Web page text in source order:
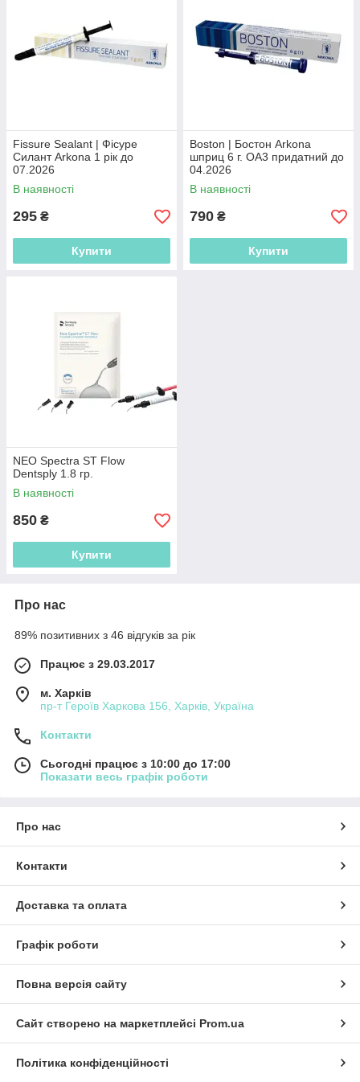
Fissure Sealant | Фісуре
Силант Arkona 1 рік до
07.2026
В наявності
295 ₴
Купити
Boston | Бостон Arkona
шприц 6 г. OA3 придатний до
04.2026
В наявності
790 ₴
Купити
NEO Spectra ST Flow
Dentsply 1.8 гр.
В наявності
850 ₴
Купити
Про нас
89% позитивних з 46 відгуків за рік
Працює з 29.03.2017
м. Харків
пр-т Героїв Харкова 156, Харків, Україна
Контакти
Сьогодні працює з 10:00 до 17:00
Показати весь графік роботи
Про нас
Контакти
Доставка та оплата
Графік роботи
Повна версія сайту
Сайт створено на маркетплейсі Prom.ua
Політика конфіденційності